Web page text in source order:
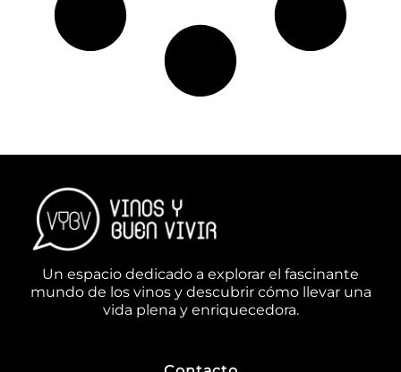
Un espacio dedicado a explorar el fascinante
mundo de los vinos y descubrir cómo llevar una
vida plena y enriquecedora.